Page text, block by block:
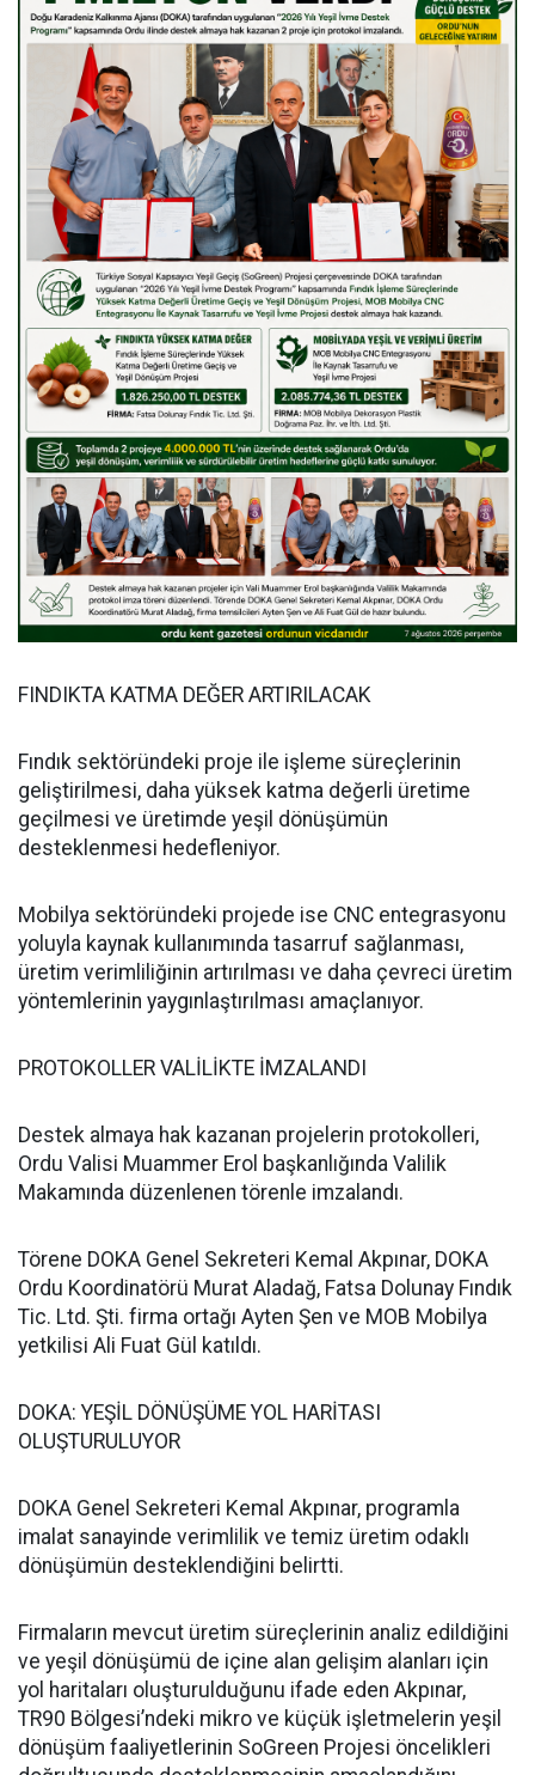
FINDIKTA KATMA DEĞER ARTIRILACAK
Fındık sektöründeki proje ile işleme süreçlerinin
geliştirilmesi, daha yüksek katma değerli üretime
geçilmesi ve üretimde yeşil dönüşümün
desteklenmesi hedefleniyor.
Mobilya sektöründeki projede ise CNC entegrasyonu
yoluyla kaynak kullanımında tasarruf sağlanması,
üretim verimliliğinin artırılması ve daha çevreci üretim
yöntemlerinin yaygınlaştırılması amaçlanıyor.
PROTOKOLLER VALİLİKTE İMZALANDI
Destek almaya hak kazanan projelerin protokolleri,
Ordu Valisi Muammer Erol başkanlığında Valilik
Makamında düzenlenen törenle imzalandı.
Törene DOKA Genel Sekreteri Kemal Akpınar, DOKA
Ordu Koordinatörü Murat Aladağ, Fatsa Dolunay Fındık
Tic. Ltd. Şti. firma ortağı Ayten Şen ve MOB Mobilya
yetkilisi Ali Fuat Gül katıldı.
DOKA: YEŞİL DÖNÜŞÜME YOL HARİTASI
OLUŞTURULUYOR
DOKA Genel Sekreteri Kemal Akpınar, programla
imalat sanayinde verimlilik ve temiz üretim odaklı
dönüşümün desteklendiğini belirtti.
Firmaların mevcut üretim süreçlerinin analiz edildiğini
ve yeşil dönüşümü de içine alan gelişim alanları için
yol haritaları oluşturulduğunu ifade eden Akpınar,
TR90 Bölgesi’ndeki mikro ve küçük işletmelerin yeşil
dönüşüm faaliyetlerinin SoGreen Projesi öncelikleri